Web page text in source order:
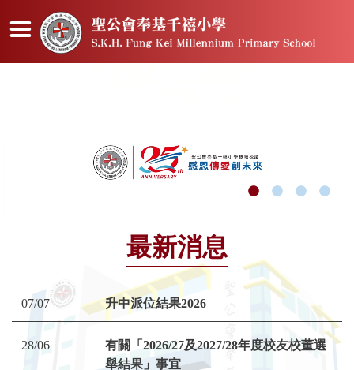
最新消息
07/07 升中派位結果2026
28/06
有關「2026/27及2027/28年度校友校董選
舉結果」事宜